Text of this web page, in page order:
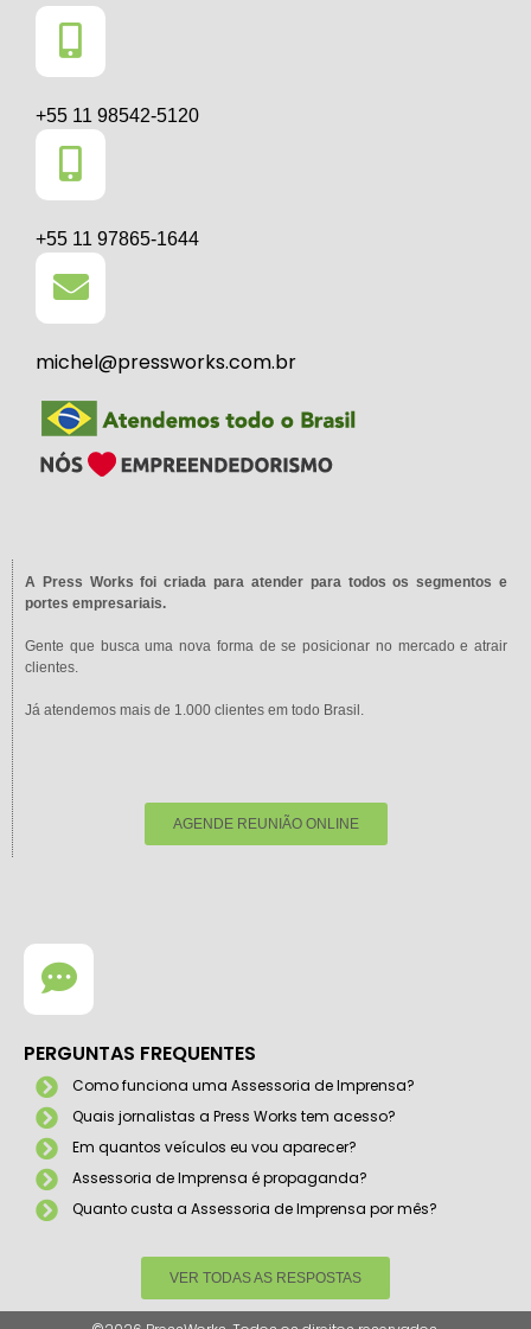
+55 11 98542-5120
+55 11 97865-1644
michel@pressworks.com.br
A Press Works foi criada para atender para todos os segmentos e
portes empresariais.
Gente que busca uma nova forma de se posicionar no mercado e atrair
clientes.
Já atendemos mais de 1.000 clientes em todo Brasil.
AGENDE REUNIÃO ONLINE
PERGUNTAS FREQUENTES
Como funciona uma Assessoria de Imprensa?
Quais jornalistas a Press Works tem acesso?
Em quantos veículos eu vou aparecer?
Assessoria de Imprensa é propaganda?
Quanto custa a Assessoria de Imprensa por mês?
VER TODAS AS RESPOSTAS